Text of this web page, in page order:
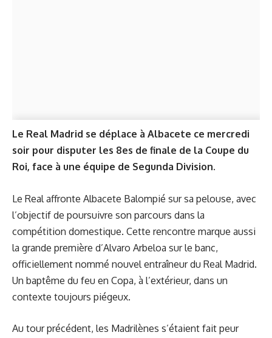
Le Real Madrid se déplace à Albacete ce mercredi
soir pour disputer les 8es de finale de la Coupe du
Roi, face à une équipe de Segunda Division.
Le Real affronte Albacete Balompié sur sa pelouse, avec
l’objectif de poursuivre son parcours dans la
compétition domestique. Cette rencontre marque aussi
la grande première d’Alvaro Arbeloa sur le banc,
officiellement nommé nouvel entraîneur du Real Madrid.
Un baptême du feu en Copa, à l’extérieur, dans un
contexte toujours piégeux.
Au tour précédent, les Madrilènes s’étaient fait peur